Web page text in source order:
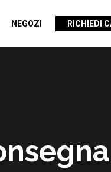
NEGOZI RICHIEDI